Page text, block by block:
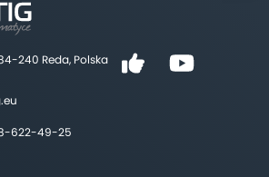
mocowania wkrętów w
warsztacie.
posta dowiesz się więcej o
pneumatycznych
zastosowaniach, jak również o
uwagę przy zakupie wkrętarki
240 Reda, Polska
622-49-25